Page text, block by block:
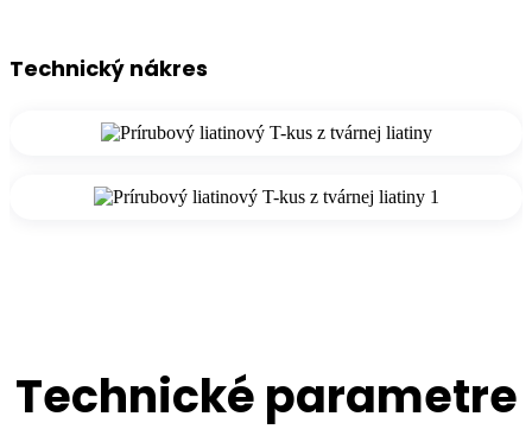
Technický nákres
Technické parametre